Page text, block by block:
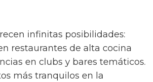
infinitas posibilidades:
restaurantes de alta cocina
en clubs y bares temáticos.
más tranquilos en la